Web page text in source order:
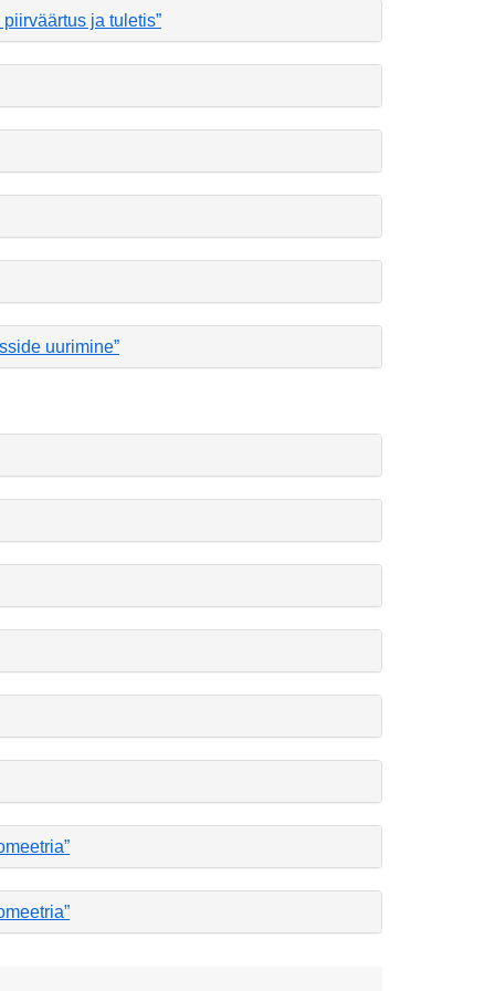
ja tuletis”
uurimine”